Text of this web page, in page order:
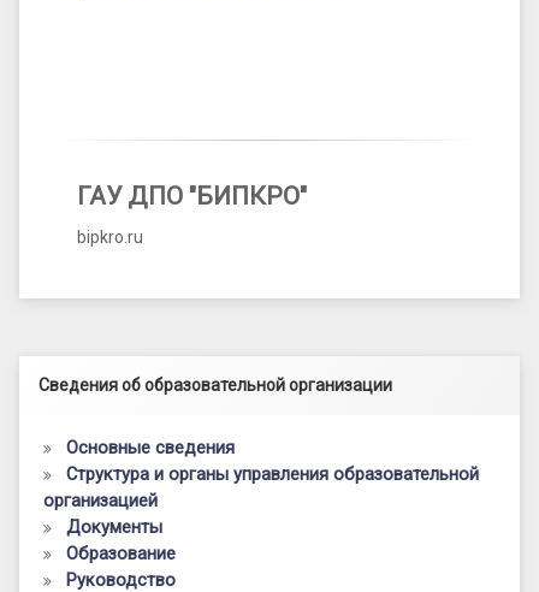
ГАУ ДПО "БИПКРО"
bipkro.ru
Левый сайдбар
Сведения об образовательной организации
Основные сведения
Структура и органы управления образовательной
организацией
Документы
Образование
Руководство